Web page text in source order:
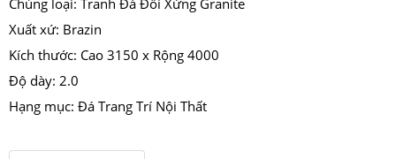
Chủng loại: Tranh Đá Đối Xứng Granite
Xuất xứ: Brazin
Kích thước: Cao 3150 x Rộng 4000
Độ dày: 2.0
Hạng mục: Đá Trang Trí Nội Thất